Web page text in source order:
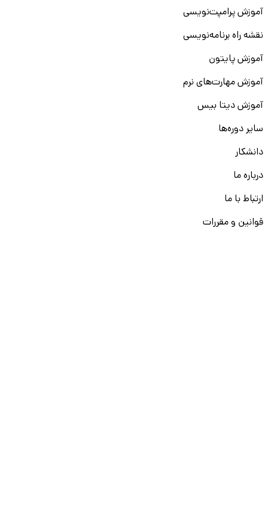
آموزش پرامپت‌نویسی
نقشه راه برنامه‌نویسی
آموزش پایتون
آموزش مهارت‌های نرم
آموزش دیتا بیس
سایر دوره‌ها
دانشکار
درباره ما
ارتباط با ما
قوانین و مقررات